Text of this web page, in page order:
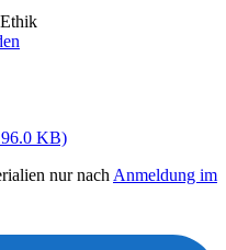
KB)
nur nach Anmeldung im